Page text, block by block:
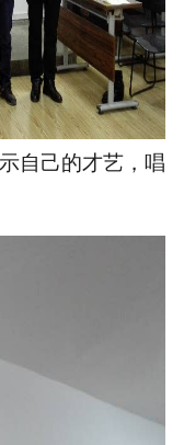
自己的才艺，唱